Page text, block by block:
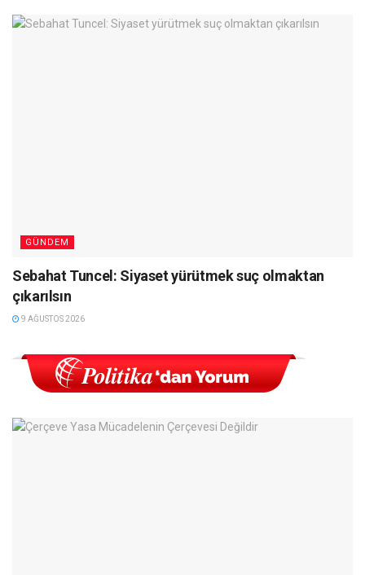
GÜNDEM
Sebahat Tuncel: Siyaset yürütmek suç olmaktan
çıkarılsın
9 AĞUSTOS 2026